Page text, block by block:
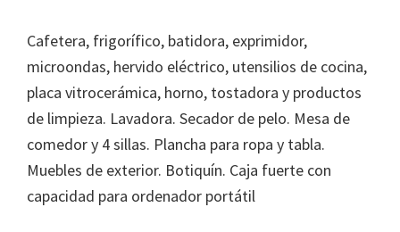
Cafetera, frigorífico, batidora, exprimidor,
microondas, hervido eléctrico, utensilios de cocina,
placa vitrocerámica, horno, tostadora y productos
de limpieza. Lavadora. Secador de pelo. Mesa de
comedor y 4 sillas. Plancha para ropa y tabla.
Muebles de exterior. Botiquín. Caja fuerte con
capacidad para ordenador portátil